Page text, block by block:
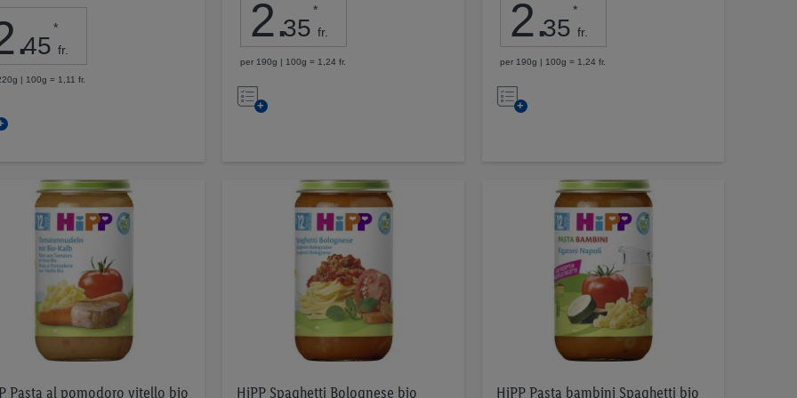
.45
*
fr.
| 100g = 1,11 fr.
2.35
*
fr.
per 190g | 100g = 1,24 fr.
Nell’elenco
2.35
*
fr.
per 190g | 100g = 1,24 fr.
Nell’elenco
Pasta al pomodoro vitello bio HiPP Spaghetti Bolognese bio HiPP Pasta bambini Spaghetti bio